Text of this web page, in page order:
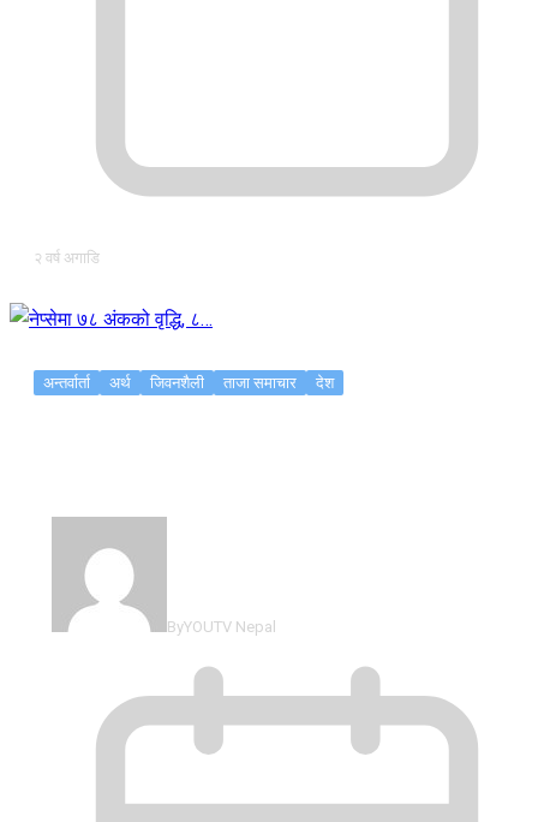
२ वर्ष अगाडि
अन्तर्वार्ता अर्थ जिवनशैली ताजा समाचार देश
ByYOUTV Nepal